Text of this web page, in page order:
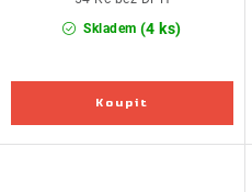
Skladem (4 ks)